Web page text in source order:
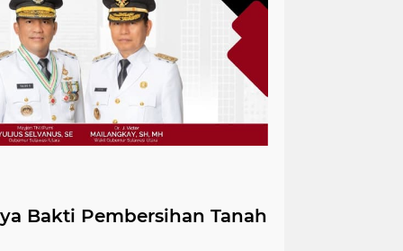
Bakti Pembersihan Tanah